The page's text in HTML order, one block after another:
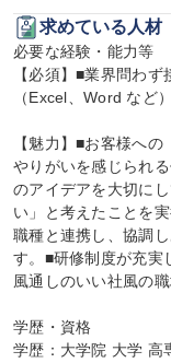
求めている人材
必要な経験・能力等
【必須】■業界問わ
（Excel、Word など）
【魅力】■お客様へ
やりがいを感じられ
のアイデアを大切に
い」と考えたことを
職種と連携し、協調
す。■研修制度が充実
風通しのいい社風の職
学歴・資格
学歴：大学院 大学 高